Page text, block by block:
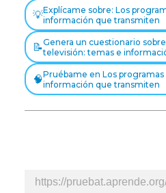
💡Explícame sobre: Los
información que transmiten
📝Genera un cuestionario
televisión: temas e
🧠Pruébame en Los
información que transmiten